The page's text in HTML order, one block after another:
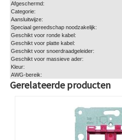
Afgeschermd:
Categorie:
Aansluitwijze:
Speciaal gereedschap noodzakelijk:
Geschikt voor ronde kabel:
Geschikt voor platte kabel:
Geschikt voor snoerdraadgeleider:
Geschikt voor massieve ader:
Kleur:
AWG-bereik:
Gerelateerde producten